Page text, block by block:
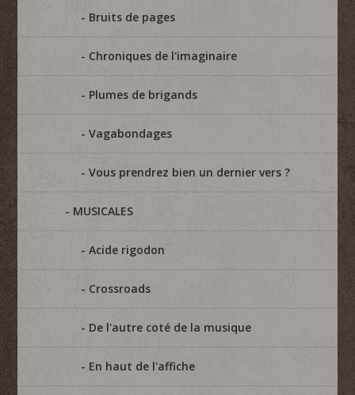
Bruits de pages
Chroniques de l'imaginaire
Plumes de brigands
Vagabondages
Vous prendrez bien un dernier vers ?
MUSICALES
Acide rigodon
Crossroads
De l'autre coté de la musique
En haut de l'affiche